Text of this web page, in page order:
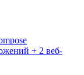
+ 2 веб-